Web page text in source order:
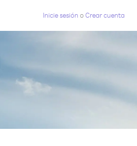
Inicie sesión oCrear cuenta